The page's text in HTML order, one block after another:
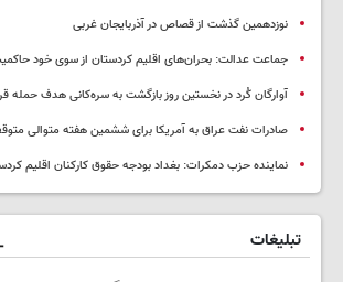
نوزدهمین گذشت از قصاص در آذربایجان غربی
جماعت عدالت: بحران‌های اقلیم کردستان از سوی خود
آوارگان کُرد در نخستین روز بازگشت به سره‌کانی هدف حمله
صادرات نفت عراق به آمریکا برای ششمین هفته متوالی
نماینده حزب دمکرات: بغداد بودجه حقوق کارکنان اقلیم
تبلیغات